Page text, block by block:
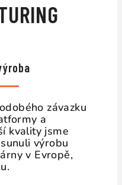
závazku
a
kvality jsme
výrobu
v Evropě,